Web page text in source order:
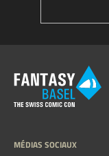
MÉDIAS SOCIAUX